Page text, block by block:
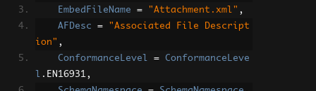
IEnumerable EmbedFileStream > embedStre
ams
new
EmbedFileStream
FileConfig1),
EmbedFileName
= "Attachment.xml" ,
AFDesc
=
"Associated File Descript
ion" ,
ConformanceLevel
=
ConformanceLeve
l . EN16931,